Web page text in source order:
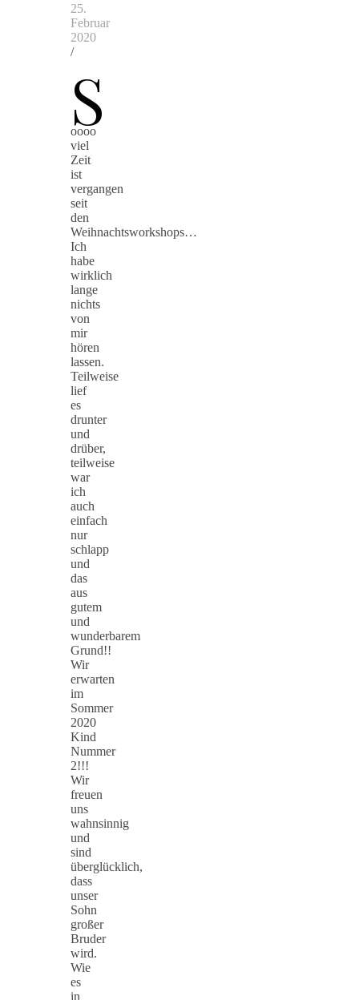
25.
Februar
2020
/
S
oooo
viel
Zeit
ist
vergangen
seit
den
Weihnachtsworkshops…
Ich
habe
wirklich
lange
nichts
von
mir
hören
lassen.
Teilweise
lief
es
drunter
und
drüber,
teilweise
war
ich
auch
einfach
nur
schlapp
und
das
aus
gutem
und
wunderbarem
Grund!!
Wir
erwarten
im
Sommer
2020
Kind
Nummer
2!!!
Wir
freuen
uns
wahnsinnig
und
sind
überglücklich,
dass
unser
Sohn
großer
Bruder
wird.
Wie
es
in